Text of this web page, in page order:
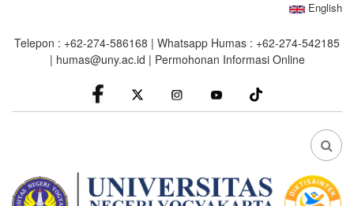
main
English
Telepon : +62-274-586168 | Whatsapp Humas : +62-274-542185
| humas@uny.ac.id | Permohonan Informasi Online
facebook
Instagram youtube
FA